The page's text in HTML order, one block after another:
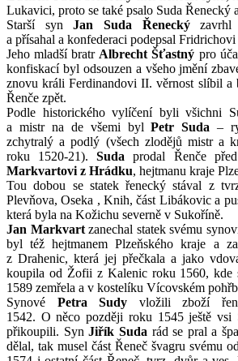
Lukavici, proto se také psalo Suda Řenecký
Starší synJan Suda Řeneckýzavrhl
a přísahal a konfederaci podepsal Fridrichovi
Jeho mladší bratr Albrecht Šťastný pro
konfiskací byl odsouzen a všeho jmění
znovu králi Ferdinandovi II. věrnost slíbil a
Řenče zpět.
Podle historického vylíčení byli všichni
a mistr na de všemi bylPetr Suda –
zchytralý a podlý (všech zlodějů mistr a
roku 1520-21).Suda prodal Řenče
Markvartovi z Hrádku, hejtmanu kraje
Tou dobou se statek řenecký stával z
Plevňova, Oseka , Knih, část Libákovic a
která byla na Kožichu severně v Sukoříně.
Jan Markvartzanechal statek svému
byl též hejtmanem Plzeňského kraje a
z Drahenic, která jej přečkala a jako
koupila od Žofii z Kalenic roku 1560, kde
1589 zemřela a v kostelíku Vícovském
Synové Petra Sudy vložili zboží
1542. O něco později roku 1545 ještě vsi
přikoupili. SynJiřík Suda rád se pral a
dělal, tak musel část Řeneč švagru svému